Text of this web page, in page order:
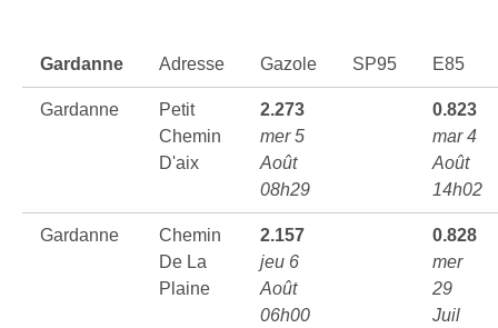
Gardanne Adresse Gazole SP95 E85
Gardanne
Petit
Chemin
D'aix
2.273
mer 5
Août
08h29
0.823
mar 4
Août
14h02
Gardanne
Chemin
De La
Plaine
2.157
jeu 6
Août
06h00
0.828
mer
29
Juil